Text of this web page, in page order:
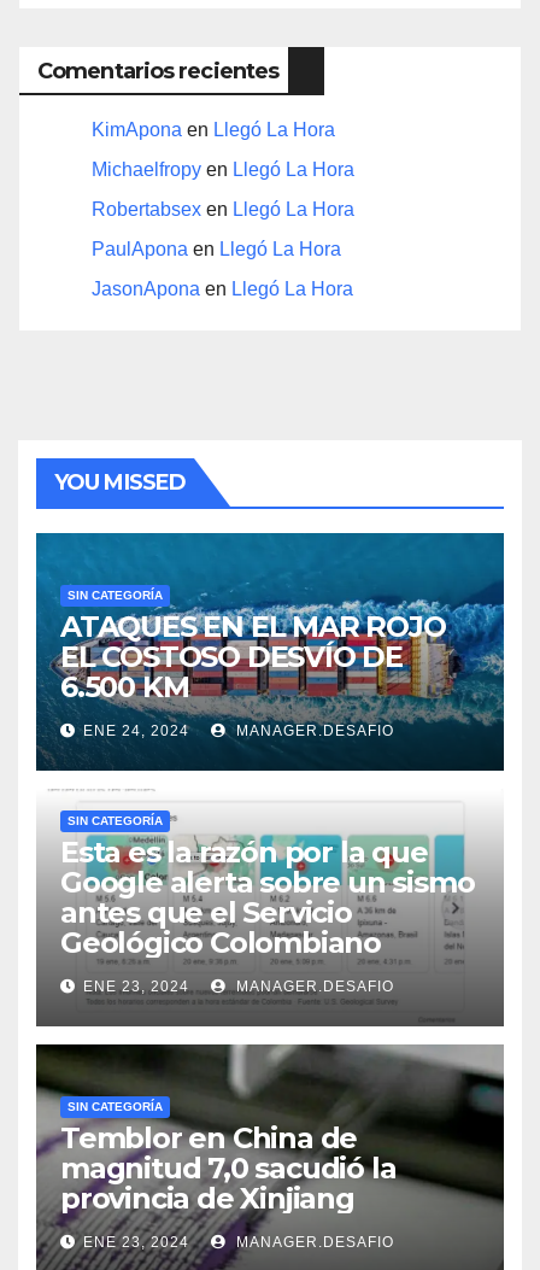
Comentarios recientes
KimApona en Llegó La Hora
Michaelfropy en Llegó La Hora
Robertabsex en Llegó La Hora
PaulApona en Llegó La Hora
JasonApona en Llegó La Hora
YOU MISSED
SIN CATEGORÍA
ATAQUES EN EL MAR ROJO
EL COSTOSO DESVÍO DE
6.500 KM
ENE 24, 2024 MANAGER.DESAFIO
SIN CATEGORÍA
Esta es la razón por la que
Google alerta sobre un sismo
antes que el Servicio
Geológico Colombiano
ENE 23, 2024 MANAGER.DESAFIO
SIN CATEGORÍA
Temblor en China de
magnitud 7,0 sacudió la
provincia de Xinjiang
ENE 23, 2024 MANAGER.DESAFIO